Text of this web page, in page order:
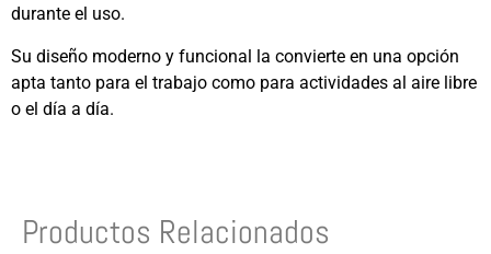
durante el uso.
Su diseño moderno y funcional la convierte en una opción
apta tanto para el trabajo como para actividades al aire libre
o el día a día.
Productos Relacionados